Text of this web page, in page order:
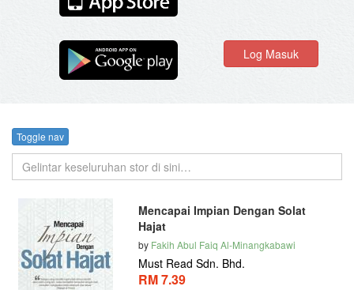
Log Masuk
Toggle nav
Mencapai Impian Dengan Solat
Hajat
by Fakih Abul Faiq Al-Minangkabawi
Must Read Sdn. Bhd.
RM 7.39